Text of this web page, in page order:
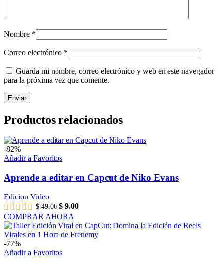
Nombre *
Correo electrónico *
Guarda mi nombre, correo electrónico y web en este navegador
para la próxima vez que comente.
Productos relacionados
-82%
Añadir a Favoritos
Aprende a editar en Capcut de Niko Evans
Edicion Video
$49.00 $ 9.00
COMPRAR AHORA
-77%
Añadir a Favoritos